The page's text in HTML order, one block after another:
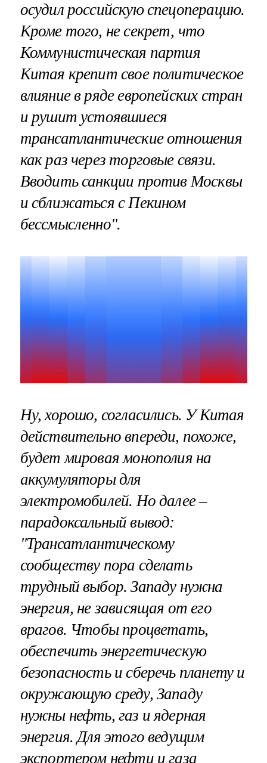
осудил российскую спецоперацию.
Кроме того, не секрет, что
Коммунистическая партия
Китая крепит свое политическое
влияние в ряде европейских стран
и рушит устоявшиеся
трансатлантические отношения
как раз через торговые связи.
Вводить санкции против Москвы
и сближаться с Пекином
бессмысленно".
Ну, хорошо, согласились. У Китая
действительно впереди, похоже,
будет мировая монополия на
аккумуляторы для
электромобилей. Но далее –
парадоксальный вывод:
"Трансатлантическому
сообществу пора сделать
трудный выбор. Западу нужна
энергия, не зависящая от его
врагов. Чтобы процветать,
обеспечить энергетическую
безопасность и сберечь планету и
окружающую среду, Западу
нужны нефть, газ и ядерная
энергия. Для этого ведущим
экспортером нефти и газа